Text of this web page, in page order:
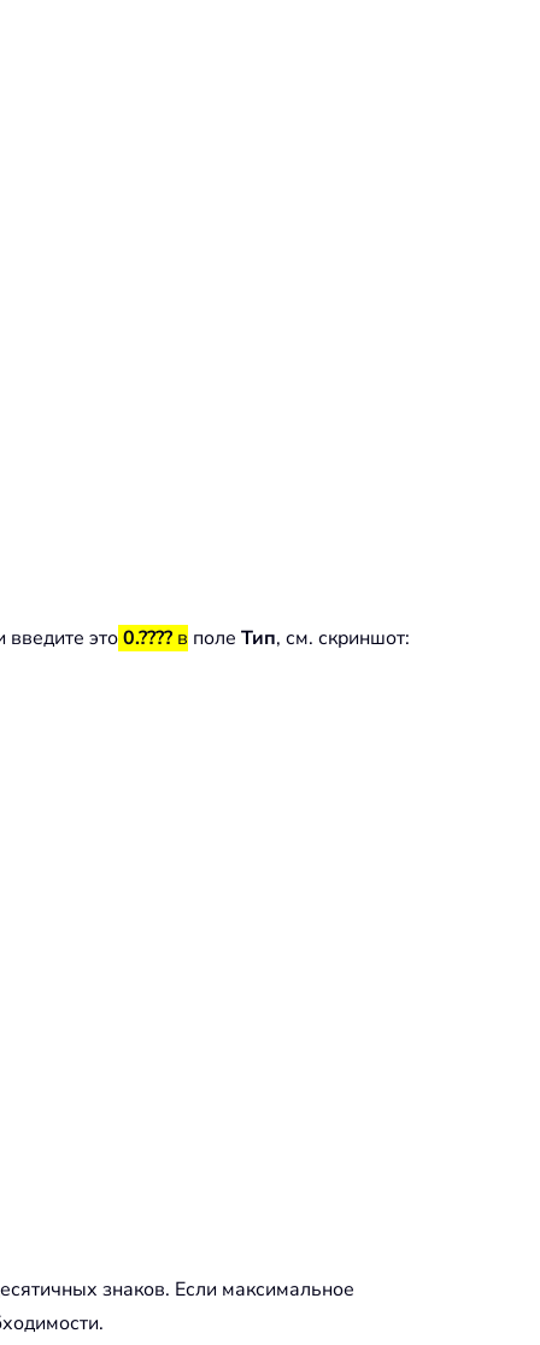
введите это0.???? в поле Тип, см. скриншот:
знаков. Если максимальное